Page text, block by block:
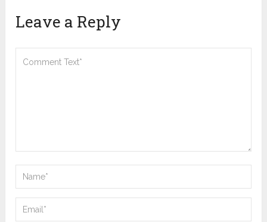
Leave a Reply